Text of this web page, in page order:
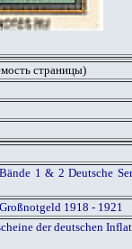
страницы)
1 & 2 Deutsche
1918 - 1921
der deutschen